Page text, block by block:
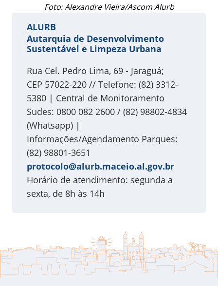
Foto: Alexandre Vieira/Ascom Alurb
ALURB
Autarquia de Desenvolvimento
Sustentável e Limpeza Urbana
Rua Cel. Pedro Lima, 69 - Jaraguá;
CEP 57022-220 // Telefone: (82) 3312-
5380 | Central de Monitoramento
Sudes: 0800 082 2600 / (82) 98802-4834
(Whatsapp) |
Informações/Agendamento Parques:
(82) 98801-3651
protocolo@alurb.maceio.al.gov.br
Horário de atendimento: segunda a
sexta, de 8h às 14h